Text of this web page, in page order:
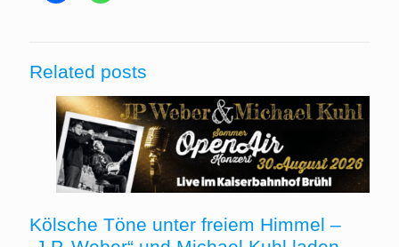
Related posts
Kölsche Töne unter freiem Himmel –